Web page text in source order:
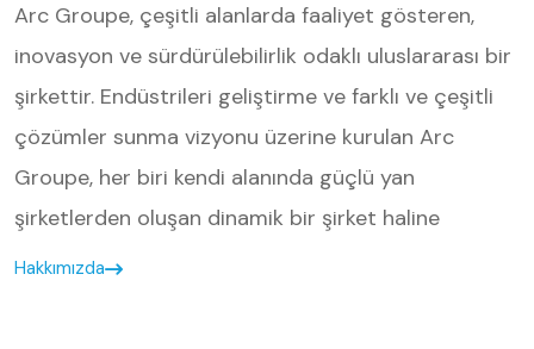
Arc Groupe, çeşitli alanlarda faaliyet gösteren,
inovasyon ve sürdürülebilirlik odaklı uluslararası bir
şirkettir. Endüstrileri geliştirme ve farklı ve çeşitli
çözümler sunma vizyonu üzerine kurulan Arc
Groupe, her biri kendi alanında güçlü yan
şirketlerden oluşan dinamik bir şirket haline
gelmiştir.
Hakkımızda